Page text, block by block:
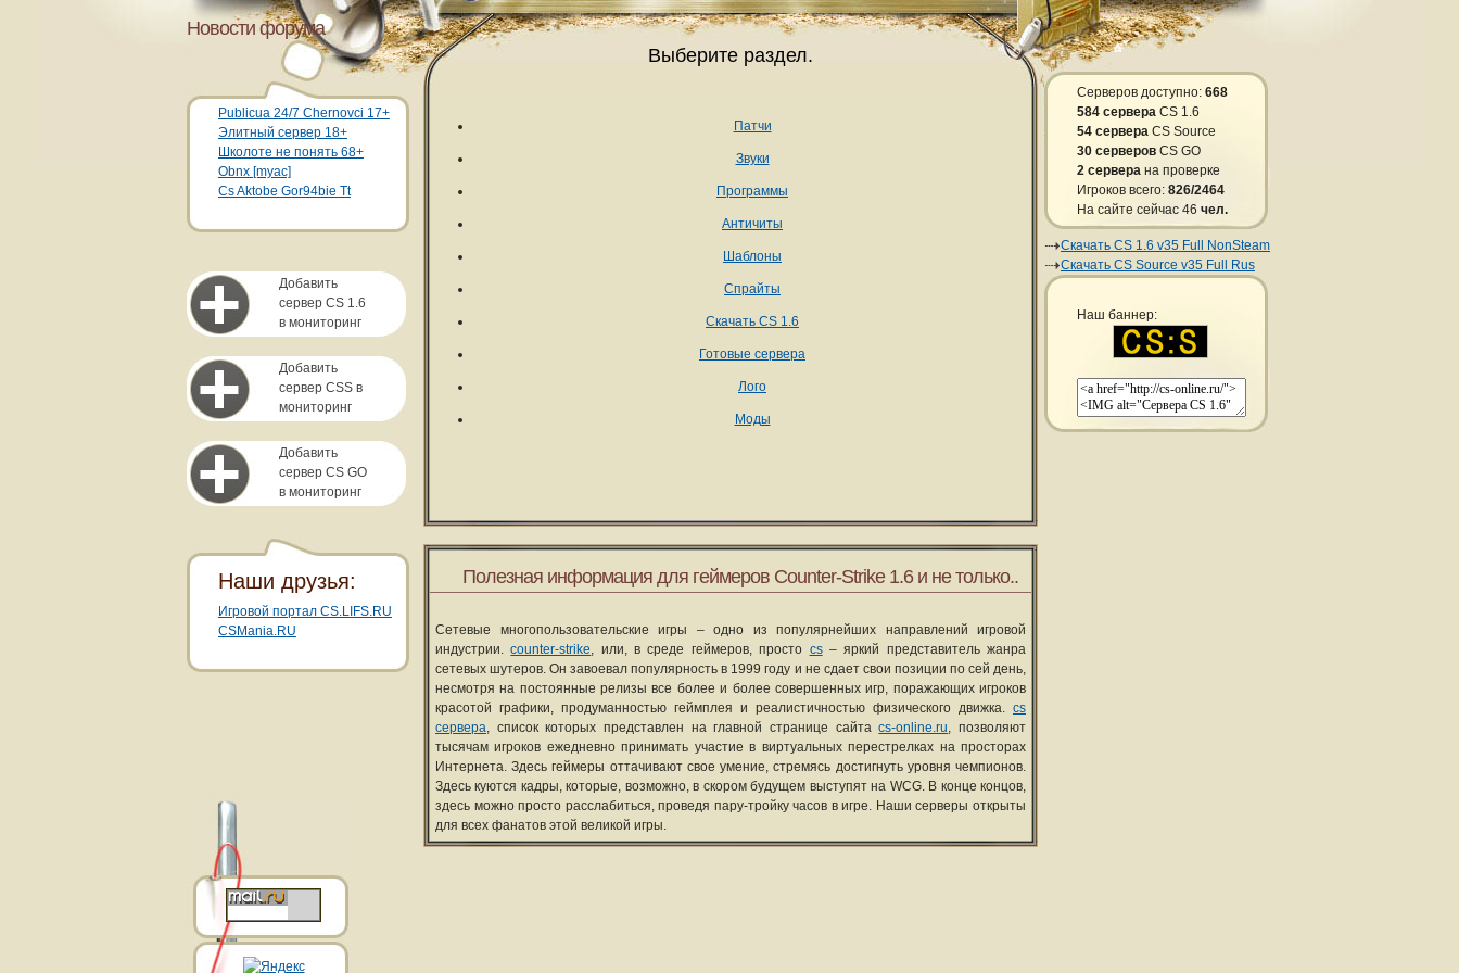
Новости форума
Publicua 24/7 Chernovci 17+
Элитный сервер 18+
Школоте не понять 68+
Obnx [myac]
Cs Aktobe Gor94bie Tt
Добавить
сервер CS 1.6
в мониторинг
Добавить
сервер CSS в
мониторинг
Добавить
сервер CS GO
в мониторинг
Серверов доступно: 668
584 сервера CS 1.6
54 сервера CS Source
30 серверов CS GO
2 сервера на проверке
Игроков всего: 826/2464
На сайте сейчас 46 чел.
Скачать CS 1.6 v35 Full NonSteam
Скачать CS Source v35 Full Rus
Наш баннер:
Выберите раздел.
Патчи
Звуки
Программы
Античиты
Шаблоны
Спрайты
Скачать CS 1.6
Готовые сервера
Лого
Моды
Полезная информация для геймеров Counter-Strike 1.6 и не только..
Сетевые многопользовательские игры – одно из популярнейших направлений игровой
индустрии.counter-strike, или, в среде геймеров, просто cs– яркий представитель жанра
сетевых шутеров. Он завоевал популярность в 1999 году и не сдает свои позиции по сей день,
несмотря на постоянные релизы все более и более совершенных игр, поражающих игроков
красотой графики, продуманностью геймплея и реалистичностью физического движка. cs
сервера, список которых представлен на главной странице сайтаcs-online.ru, позволяют
тысячам игроков ежедневно принимать участие в виртуальных перестрелках на просторах
Интернета. Здесь геймеры оттачивают свое умение, стремясь достигнуть уровня чемпионов.
Здесь куются кадры, которые, возможно, в скором будущем выступят на WCG. В конце концов,
здесь можно просто расслабиться, проведя пару-тройку часов в игре. Наши серверы открыты
для всех фанатов этой великой игры.
Наши друзья:
Игровой портал CS.LIFS.RU
CSMania.RU